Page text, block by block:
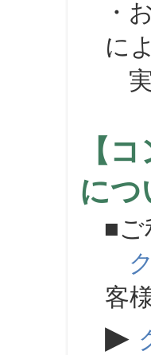
・お
に
実
【
に
■ご
客
▶